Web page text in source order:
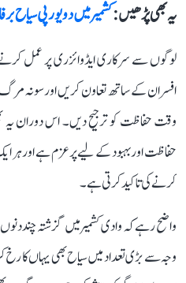
یہ بھی پڑھیں :کشمیر میں دو یورپی
لوگوں سے سرکاری ایڈوائزری پر عمل
افسران کے ساتھ تعاون کریں اور سونہ
وقت حفاظت کو ترجیح دیں۔ اس دوران یہ
حفاظت اور بہبود کے لیے پرعزم ہے اور
کرنے کی تاکید کرتی ہے۔
واضح رہے کہ وادی کشمیر میں گزشتہ چند
وجہ سے بڑی تعداد میں سیاح بھی یہاں کا